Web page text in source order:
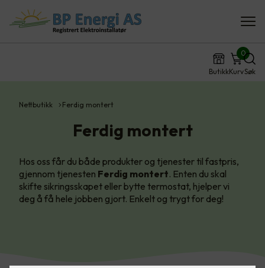
ButikkKurv
0
Søk
Nettbutikk Ferdig montert
Ferdig montert
Hos oss får du både produkter og tjenester til fastpris,
gjennom tjenesten Ferdig montert. Enten du skal
skifte sikringsskapet eller bytte termostat, hjelper vi
deg å få hele jobben gjort. Enkelt og trygt for deg!